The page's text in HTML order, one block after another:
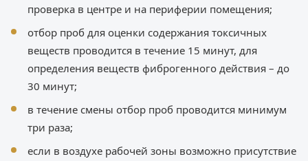
проверка в центре и на периферии помещения;
отбор проб для оценки содержания токсичных
веществ проводится в течение 15 минут, для
определения веществ фиброгенного действия – до
30 минут;
в течение смены отбор проб проводится минимум
три раза;
если в воздухе рабочей зоны возможно присутствие